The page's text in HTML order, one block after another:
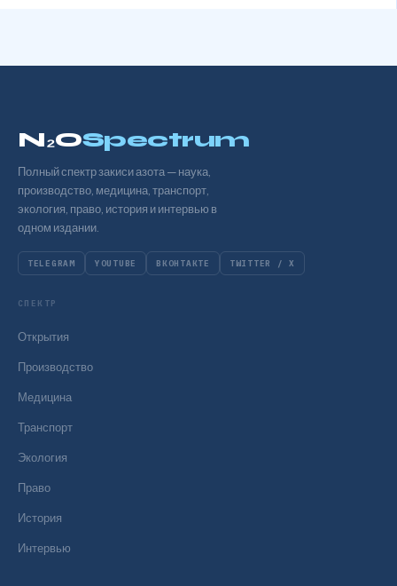
N₂OSpectrum
Полный спектр закиси азота — наука,
производство, медицина, транспорт,
экология, право, история и интервью в
одном издании.
TELEGRAM YOUTUBE ВКОНТАКТЕ TWITTER / X
СПЕКТР
Открытия
Производство
Медицина
Транспорт
Экология
Право
История
Интервью